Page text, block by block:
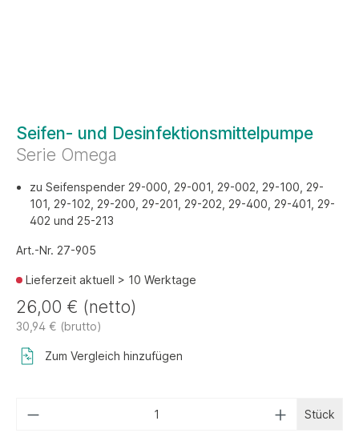
Seifen- und Desinfektionsmittelpumpe
Serie Omega
zu Seifenspender 29-000, 29-001, 29-002, 29-100, 29-
101, 29-102, 29-200, 29-201, 29-202, 29-400, 29-401, 29-
402 und 25-213
Art.-Nr. 27-905
Lieferzeit aktuell > 10 Werktage
26,00 € (netto)
30,94 € (brutto)
Zum Vergleich hinzufügen
Stück